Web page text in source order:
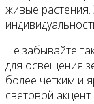
живые растения.
Не забывайте
для освещения
более четким и
световой